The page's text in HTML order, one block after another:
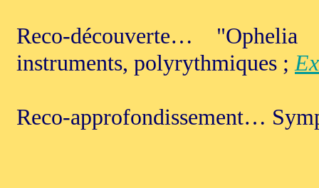
Reco-découverte…
instruments, polyrythmiques ;
Reco-approfondissement…